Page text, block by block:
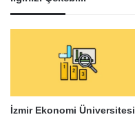
İzmir Ekonomi Üniversitesi